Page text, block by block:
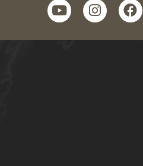
facebook
instagram
youtube